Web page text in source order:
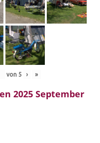
von 5 › »
2025 September